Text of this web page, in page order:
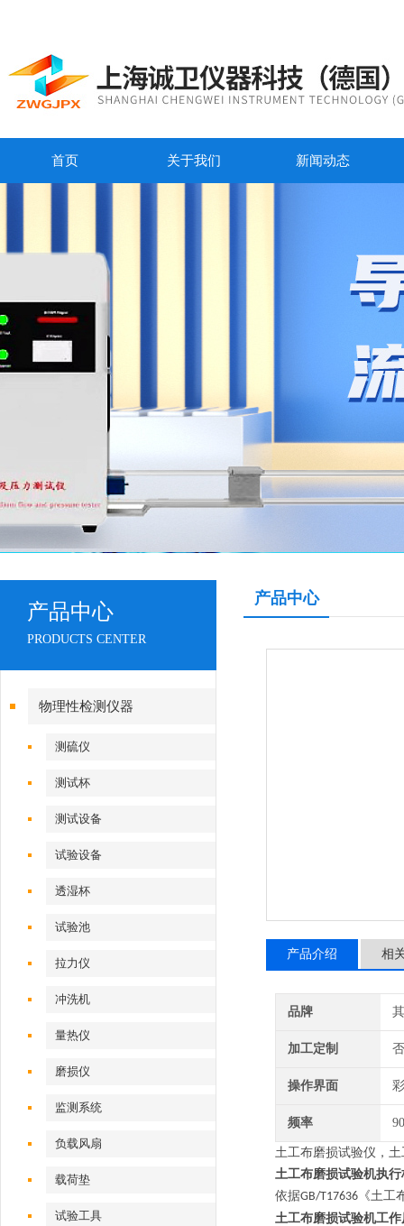
首页 关于我们 新闻动态
产品中心
PRODUCTS CENTER
物理性检测仪器
测硫仪
测试杯
测试设备
试验设备
透湿杯
试验池
拉力仪
冲洗机
量热仪
磨损仪
监测系统
负载风扇
载荷垫
试验工具
产品中心
产品介绍 相
品牌
加工定制 否
操作界面
频率
土工布磨损试验仪 ，
土工布磨损试验机执行
依据GB/T17636 《土工
土工布磨损试验机工作